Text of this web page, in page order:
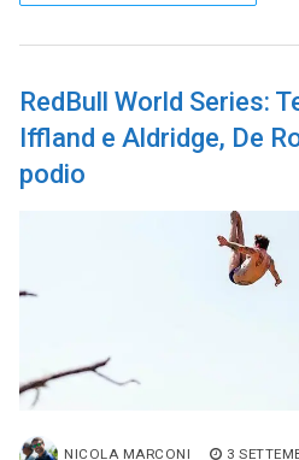
RedBull World Series:
Iffland e Aldridge, De
podio
NICOLA MARCONI 3